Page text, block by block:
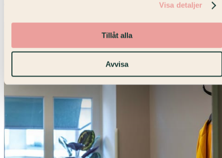
Visa detaljer
Tillåt alla
Avvisa